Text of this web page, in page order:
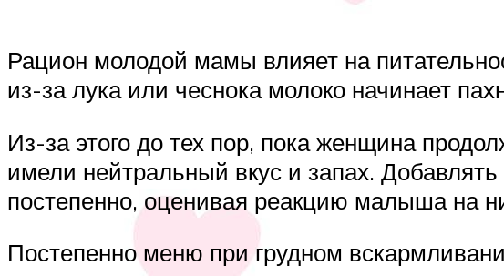
Рацион молодой мамы влияет на
из-за лука или чеснока молоко начинает
Из-за этого до тех пор, пока женщина
имели нейтральный вкус и запах.
постепенно, оценивая реакцию малыша на
Постепенно меню при грудном